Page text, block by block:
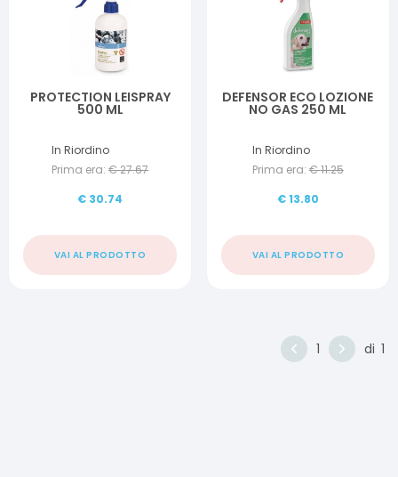
PROTECTION LEISPRAY
500 ML
In Riordino
Prima era: €27.67
€ 30.74
VAI AL PRODOTTO
DEFENSOR ECO LOZIONE
NO GAS 250 ML
In Riordino
Prima era: €11.25
€13.80
VAI AL PRODOTTO
1 di 1